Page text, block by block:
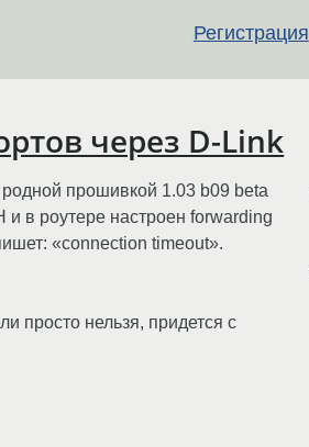
Регистрация
через D-Link
прошивкой 1.03 b09 beta
в роутере настроен forwarding
«connection timeout».
просто нельзя, придется с